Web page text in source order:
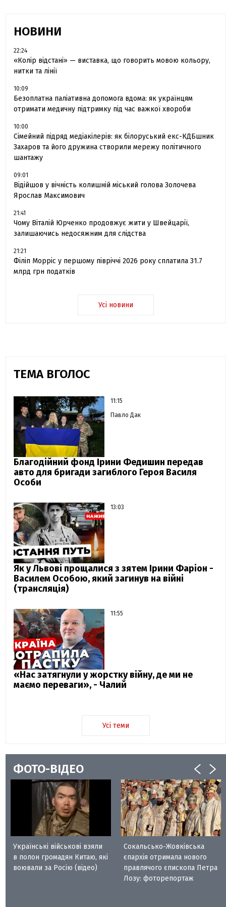
НОВИНИ
22:24
«Колір відстані» — виставка, що говорить мовою кольору,
нитки та лінії
10:09
Безоплатна паліативна допомога вдома: як українцям
отримати медичну підтримку під час важкої хвороби
10:00
Сімейний підряд медіакілерів: як білоруський екс-КДБшник
Захаров та його дружина створили мережу політичного
шантажу
09:01
Відійшов у вічність колишній міський голова Золочева
Ярослав Максимович
21:41
Чому Віталій Юрченко продовжує жити у Швейцарії,
залишаючись недосяжним для слідства
21:21
Філіп Морріс у першому півріччі 2026 року сплатила 31.7
млрд грн податків
Усі новини
ТЕМА ВГОЛОС
11:15
Павло Дак
Благодійний фонд Ірини Федишин передав
авто для бригади загиблого Героя Василя
Особи
13:03
Як у Львові прощалися з зятем Ірини Фаріон -
Василем Особою, який загинув на війні
(трансляція)
11:55
«Нас затягнули у жорстку війну, де ми не
маємо переваги», - Чалий
Усі теми
ФОТО-ВІДЕО
Українські військові взяли
в полон громадян Китаю, які
воювали за Росію (відео)
Сокальсько-Жовківська
єпархія отримала нового
правлячого єпископа Петра
Лозу: фоторепортаж